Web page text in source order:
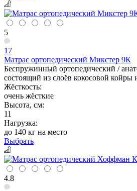
5
17
Матрас ортопедический Микстер 9К
Беспружинный ортопедический /
состоящий из слоёв кокосовой койры
Жёсткость:
очень жёсткие
Высота, см:
11
Нагрузка:
до 140 кг на место
Выбрать
4.8